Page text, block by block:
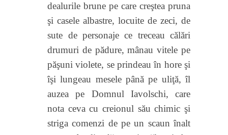
dealurile brune pe care creştea pruna
şi casele albastre, locuite de zeci, de
sute de personaje ce treceau călări
drumuri de pădure, mânau vitele pe
păşuni violete, se prindeau în hore şi
îşi lungeau mesele până pe uliţă, îl
auzea pe Domnul Iavolschi, care
nota ceva cu creionul său chimic şi
striga comenzi de pe un scaun înalt